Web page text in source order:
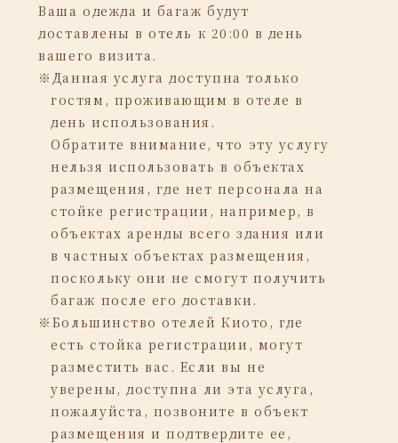
Ваша одежда и багаж будут
доставлены в отель к 20:00 в день
вашего визита.
※Данная услуга доступна только
гостям, проживающим в отеле в
день использования.
Обратите внимание, что эту услугу
нельзя использовать в объектах
размещения, где нет персонала на
стойке регистрации, например, в
объектах аренды всего здания или
в частных объектах размещения,
поскольку они не смогут получить
багаж после его доставки.
※Большинство отелей Киото, где
есть стойка регистрации, могут
разместить вас. Если вы не
уверены, доступна ли эта услуга,
пожалуйста, позвоните в объект
размещения и подтвердите ее,